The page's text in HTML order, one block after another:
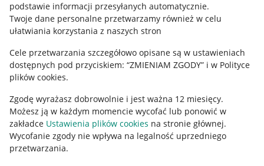
podstawie informacji przesyłanych automatycznie.
Twoje dane personalne przetwarzamy również w celu
ułatwiania korzystania z naszych stron
Cele przetwarzania szczegółowo opisane są w ustawieniach
dostępnych pod przyciskiem: “ZMIENIAM ZGODY” i w Polityce
plików cookies.
Zgodę wyrażasz dobrowolnie i jest ważna 12 miesięcy.
Możesz ją w każdym momencie wycofać lub ponowić w
zakładce Ustawienia plików cookies na stronie głównej.
Wycofanie zgody nie wpływa na legalność uprzedniego
przetwarzania.
Polityka plików "cookies"
Ustawienia plików "cookies"
Udostępnianie lokalizacji
Informacje dla Aktu o Usługach Cyfrowych
Pobierz aplikację